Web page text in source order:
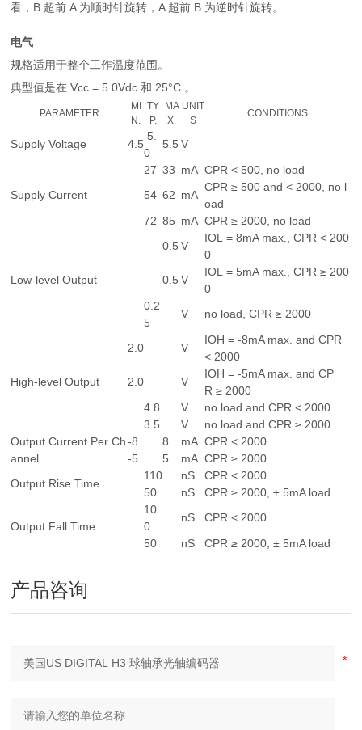
看，B 超前 A 为顺时针旋转，A 超前 B 为逆时针旋转。
电气
规格适用于整个工作温度范围。
典型值是在 Vcc = 5.0Vdc 和 25°C 。
PARAMETER
MI
N.
TY
P.
MA
X.
UNIT
S
CONDITIONS
Supply Voltage 4.5
5.
0
5.5 V
Supply Current
27 33 mA CPR < 500, no load
54 62 mA
CPR ≥ 500 and < 2000, no l
oad
72 85 mA CPR ≥ 2000, no load
Low-level Output
0.5 V
IOL = 8mA max., CPR < 200
0
0.5 V
IOL = 5mA max., CPR ≥ 200
0
0.2
5
V no load, CPR ≥ 2000
High-level Output
2.0 V
IOH = -8mA max. and CPR
< 2000
2.0
V
IOH = -5mA max. and CP
R ≥ 2000
4.8
V
no load and CPR < 2000
3.5
V
no load and CPR ≥ 2000
Output Current Per Ch
annel
-8 8 mA CPR < 2000
-5
5 mA CPR ≥ 2000
Output Rise Time
110 nS
CPR < 2000
50
nS CPR ≥ 2000, ± 5mA load
Output Fall Time
10
0
nS
CPR < 2000
50
nS CPR ≥ 2000, ± 5mA load
产品咨询